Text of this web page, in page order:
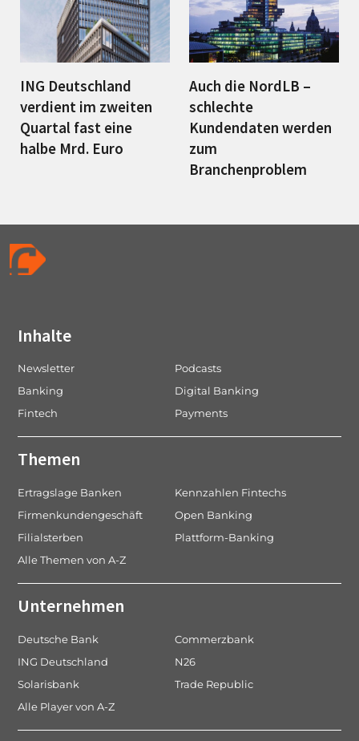
ING Deutschland
verdient im zweiten
Quartal fast eine
halbe Mrd. Euro
Auch die NordLB –
schlechte
Kundendaten werden
zum
Branchenproblem
Inhalte
Newsletter
Podcasts
Banking
Digital Banking
Fintech
Payments
Themen
Ertragslage Banken
Kennzahlen Fintechs
Firmenkundengeschäft
Open Banking
Filialsterben
Plattform-Banking
Alle Themen von A-Z
Unternehmen
Deutsche Bank
Commerzbank
ING Deutschland
N26
Solarisbank
Trade Republic
Alle Player von A-Z